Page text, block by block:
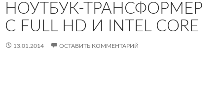
НОУТБУК-ТРАНСФОРМЕР
С FULL HD И INTEL CORE
13.01.2014 ОСТАВИТЬ КОММЕНТАРИЙ